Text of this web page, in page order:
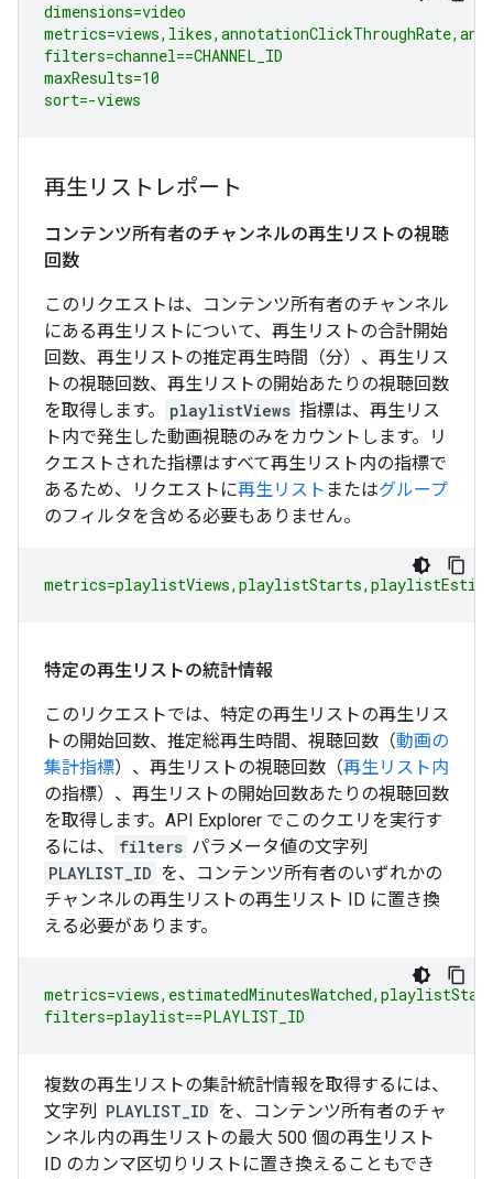
dimensions=video
filters=channel==CHANNEL_ID
maxResults=10
sort=-views
再生リストレポート
コンテンツ所有者のチャンネルの再生リストの視聴
回数
このリクエストは、コンテンツ所有者のチャンネル
にある再生リストについて、再生リストの合計開始
回数、再生リストの推定再生時間（分）、再生リス
トの視聴回数、再生リストの開始あたりの視聴回数
を取得します。
playlistViews 指標は、再生リス
ト内で発生した動画視聴のみをカウントします。リ
クエストされた指標はすべて再生リスト内の指標で
あるため、リクエストに再生リスト またはグループ
のフィルタを含める必要もありません。
特定の再生リストの統計情報
このリクエストでは、特定の再生リストの再生リス
トの開始回数、推定総再生時間、視聴回数（動画の
集計指標）、再生リストの視聴回数（再生リスト内
の指標）、再生リストの開始回数あたりの視聴回数
を取得します。API Explorer でこのクエリを実行す
るには、
filters パラメータ値の文字列
PLAYLIST_ID を、コンテンツ所有者のいずれかの
チャンネルの再生リストの再生リスト ID に置き換
える必要があります。
filters=playlist==PLAYLIST_ID
複数の再生リストの集計統計情報を取得するには、
文字列 PLAYLIST_ID を、コンテンツ所有者のチャ
ンネル内の再生リストの最大 500 個の再生リスト
ID のカンマ区切りリストに置き換えることもでき